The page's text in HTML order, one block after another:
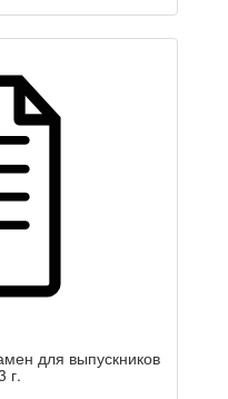
для выпускников
г.